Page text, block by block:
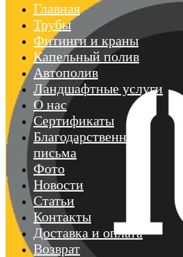
Главная
Трубы
Фитинги и краны
Капельный полив
Автополив
Ландшафтные услуги
О нас
Сертификаты
Благодарственные
письма
Фото
Новости
Статьи
Контакты
Доставка и оплата
Возврат